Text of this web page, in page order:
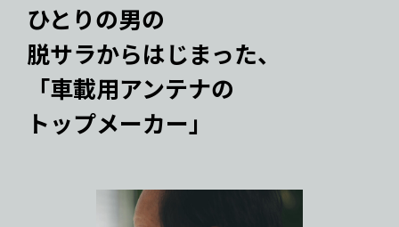
ひとりの男の
脱サラからはじまった、
「車載用アンテナの
トップメーカー」